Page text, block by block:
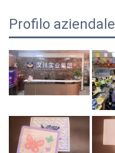
Profilo aziendale